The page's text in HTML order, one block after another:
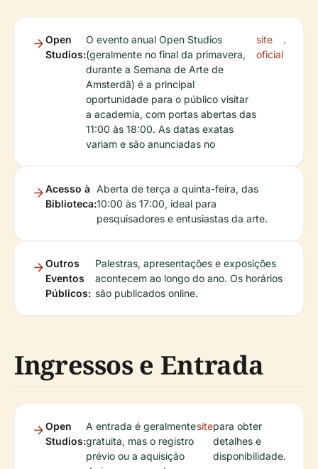
Open
Studios:
O evento anual Open Studios
(geralmente no final da primavera,
durante a Semana de Arte de
Amsterdã) é a principal
oportunidade para o público visitar
a academia, com portas abertas das
11:00 às 18:00. As datas exatas
variam e são anunciadas no
site
oficial
.
Acesso à
Biblioteca:
Aberta de terça a quinta-feira, das
10:00 às 17:00, ideal para
pesquisadores e entusiastas da arte.
Outros
Eventos
Públicos:
Palestras, apresentações e exposições
acontecem ao longo do ano. Os horários
são publicados online.
Ingressos e Entrada
Open
Studios:
A entrada é geralmente
gratuita, mas o registro
prévio ou a aquisição
sitepara obter
detalhes e
disponibilidade.